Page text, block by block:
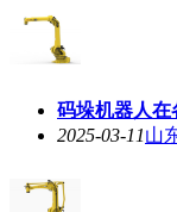
码垛机器人在
2025-03-11山